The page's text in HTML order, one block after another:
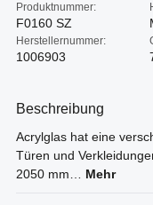
Produktnummer:
F0160 SZ
Herstellernummer:
1006903
Beschreibung
Acrylglas hat eine
Türen und
2050 mm… Mehr